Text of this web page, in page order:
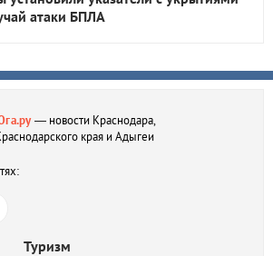
атаки БПЛА
— новости Краснодара,
края и Адыгеи
Туризм